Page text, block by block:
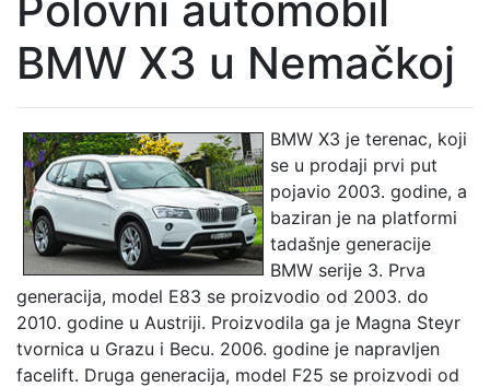
BMW X3 u Nemačkoj
BMW X3 je terenac, koji
se u prodaji prvi put
pojavio 2003. godine, a
baziran je na platformi
tadašnje generacije
BMW serije 3. Prva
generacija, model E83 se proizvodio od 2003. do
2010. godine u Austriji. Proizvodila ga je Magna Steyr
tvornica u Grazu i Becu. 2006. godine je napravljen
facelift. Druga generacija, model F25 se proizvodi od